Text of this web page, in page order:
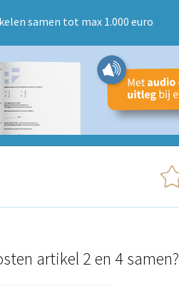
samen tot max 1.000 euro
artikel 2 en 4 samen?